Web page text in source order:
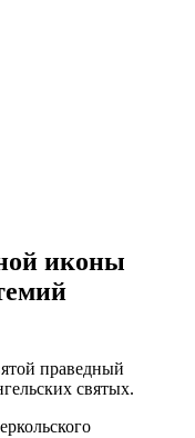
иконы
праведный
святых.